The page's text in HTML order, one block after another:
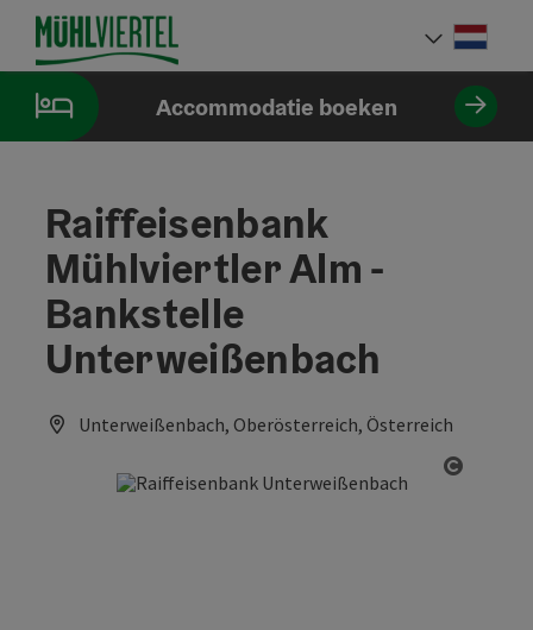
InhoudAccesskey
[0]
NavigatieAccesskey
[1]
PaginabeginAccesskey
[2]
Accommodatie boeken
Raiffeisenbank
Mühlviertler Alm -
Bankstelle
Unterweißenbach
Unterweißenbach, Oberösterreich, Österreich